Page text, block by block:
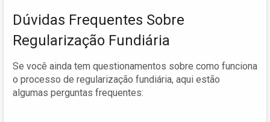
Dúvidas Frequentes Sobre
Regularização Fundiária
Se você ainda tem questionamentos sobre como funciona
o processo de regularização fundiária, aqui estão
algumas perguntas frequentes: